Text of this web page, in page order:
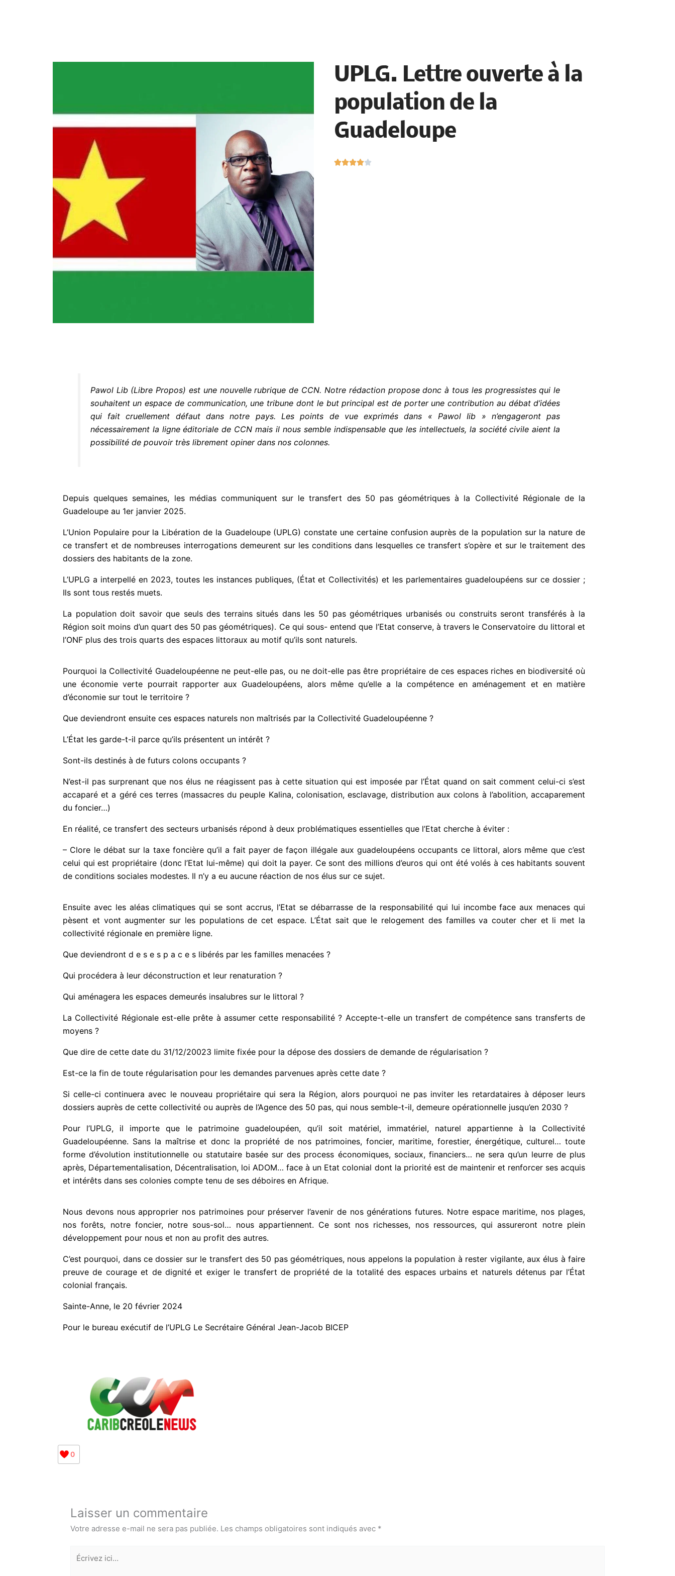
UPLG. Lettre ouverte à la
population de la
Guadeloupe

Pawol Lib (Libre Propos) est une nouvelle rubrique de CCN. Notre rédaction propose donc à tous les progressistes qui le
souhaitent un espace de communication, une tribune dont le but principal est de porter une contribution au débat d’idées
qui fait cruellement défaut dans notre pays. Les points de vue exprimés dans « Pawol Iib » n’engageront pas
nécessairement la ligne éditoriale de CCN mais il nous semble indispensable que les intellectuels, la société civile aient la
possibilité de pouvoir très librement opiner dans nos colonnes.
Depuis quelques semaines, les médias communiquent sur le transfert des 50 pas géométriques à la Collectivité Régionale de la
Guadeloupe au 1er janvier 2025.
L’Union Populaire pour la Libération de la Guadeloupe (UPLG) constate une certaine confusion auprès de la population sur la nature de
ce transfert et de nombreuses interrogations demeurent sur les conditions dans lesquelles ce transfert s’opère et sur le traitement des
dossiers des habitants de la zone.
L’UPLG a interpellé en 2023, toutes les instances publiques, (État et Collectivités) et les parlementaires guadeloupéens sur ce dossier ;
Ils sont tous restés muets.
La population doit savoir que seuls des terrains situés dans les 50 pas géométriques urbanisés ou construits seront transférés à la
Région soit moins d’un quart des 50 pas géométriques). Ce qui sous- entend que l’Etat conserve, à travers le Conservatoire du littoral et
l’ONF plus des trois quarts des espaces littoraux au motif qu’ils sont naturels.
Pourquoi la Collectivité Guadeloupéenne ne peut-elle pas, ou ne doit-elle pas être propriétaire de ces espaces riches en biodiversité où
une économie verte pourrait rapporter aux Guadeloupéens, alors même qu’elle a la compétence en aménagement et en matière
d’économie sur tout le territoire ?
Que deviendront ensuite ces espaces naturels non maîtrisés par la Collectivité Guadeloupéenne ?
L’État les garde-t-il parce qu’ils présentent un intérêt ?
Sont-ils destinés à de futurs colons occupants ?
N’est-il pas surprenant que nos élus ne réagissent pas à cette situation qui est imposée par l’État quand on sait comment celui-ci s’est
accaparé et a géré ces terres (massacres du peuple Kalina, colonisation, esclavage, distribution aux colons à l’abolition, accaparement
du foncier…)
En réalité, ce transfert des secteurs urbanisés répond à deux problématiques essentielles que l’Etat cherche à éviter :
– Clore le débat sur la taxe foncière qu’il a fait payer de façon illégale aux guadeloupéens occupants ce littoral, alors même que c’est
celui qui est propriétaire (donc l’Etat lui-même) qui doit la payer. Ce sont des millions d’euros qui ont été volés à ces habitants souvent
de conditions sociales modestes. Il n’y a eu aucune réaction de nos élus sur ce sujet.
Ensuite avec les aléas climatiques qui se sont accrus, l’Etat se débarrasse de la responsabilité qui lui incombe face aux menaces qui
pèsent et vont augmenter sur les populations de cet espace. L’État sait que le relogement des familles va couter cher et li met la
collectivité régionale en première ligne.
Que deviendront d e s e s p a c e s libérés par les familles menacées ?
Qui procédera à leur déconstruction et leur renaturation ?
Qui aménagera les espaces demeurés insalubres sur le littoral ?
La Collectivité Régionale est-elle prête à assumer cette responsabilité ? Accepte-t-elle un transfert de compétence sans transferts de
moyens ?
Que dire de cette date du 31/12/20023 limite fixée pour la dépose des dossiers de demande de régularisation ?
Est-ce la fin de toute régularisation pour les demandes parvenues après cette date ?
Si celle-ci continuera avec le nouveau propriétaire qui sera la Région, alors pourquoi ne pas inviter les retardataires à déposer leurs
dossiers auprès de cette collectivité ou auprès de l’Agence des 50 pas, qui nous semble-t-il, demeure opérationnelle jusqu’en 2030 ?
Pour l’UPLG, il importe que le patrimoine guadeloupéen, qu’il soit matériel, immatériel, naturel appartienne à la Collectivité
Guadeloupéenne. Sans la maîtrise et donc la propriété de nos patrimoines, foncier, maritime, forestier, énergétique, culturel… toute
forme d’évolution institutionnelle ou statutaire basée sur des process économiques, sociaux, financiers… ne sera qu’un leurre de plus
après, Départementalisation, Décentralisation, loi ADOM… face à un Etat colonial dont la priorité est de maintenir et renforcer ses acquis
et intérêts dans ses colonies compte tenu de ses déboires en Afrique.
Nous devons nous approprier nos patrimoines pour préserver l’avenir de nos générations futures. Notre espace maritime, nos plages,
nos forêts, notre foncier, notre sous-sol… nous appartiennent. Ce sont nos richesses, nos ressources, qui assureront notre plein
développement pour nous et non au profit des autres.
C’est pourquoi, dans ce dossier sur le transfert des 50 pas géométriques, nous appelons la population à rester vigilante, aux élus à faire
preuve de courage et de dignité et exiger le transfert de propriété de la totalité des espaces urbains et naturels détenus par l’État
colonial français.
Sainte-Anne, le 20 février 2024
Pour le bureau exécutif de l’UPLG Le Secrétaire Général Jean-Jacob BICEP
0
Laisser un commentaire
Votre adresse e-mail ne sera pas publiée. Les champs obligatoires sont indiqués avec *
Écrivez
ici…